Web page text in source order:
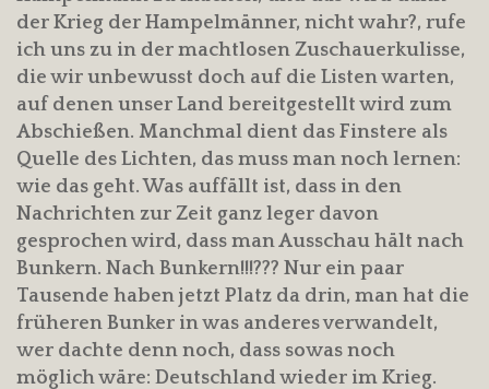
der Krieg der Hampelmänner, nicht wahr?, rufe
ich uns zu in der machtlosen Zuschauerkulisse,
die wir unbewusst doch auf die Listen warten,
auf denen unser Land bereitgestellt wird zum
Abschießen. Manchmal dient das Finstere als
Quelle des Lichten, das muss man noch lernen:
wie das geht. Was auffällt ist, dass in den
Nachrichten zur Zeit ganz leger davon
gesprochen wird, dass man Ausschau hält nach
Bunkern. Nach Bunkern!!!??? Nur ein paar
Tausende haben jetzt Platz da drin, man hat die
früheren Bunker in was anderes verwandelt,
wer dachte denn noch, dass sowas noch
möglich wäre: Deutschland wieder im Krieg.